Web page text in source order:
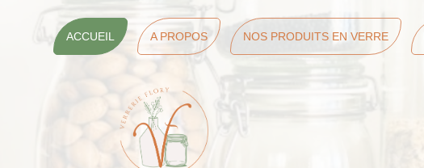
ACCUEIL A PROPOS NOS PRODUITS EN VERRE